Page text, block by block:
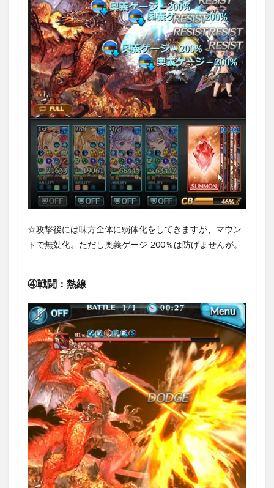
☆攻撃後には味方全体に弱体化をしてきますが、マウン
トで無効化。ただし奥義ゲージ-200％は防げませんが。
④戦闘：熱線